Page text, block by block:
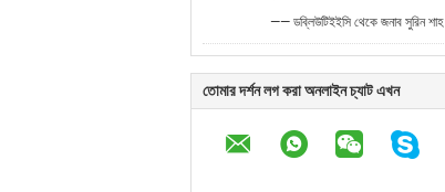
—— ডব্লিউটিইইসি থেকে জনাব সুরিন শাহ
তোমার দর্শন লগ করা অনলাইন চ্যাট এখন